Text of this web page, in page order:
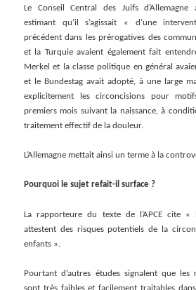
Le Conseil Central des Juifs
estimant qu’il s’agissait « d’une
précédent dans les prérogatives des
et la Turquie avaient également fait
Merkel et la classe politique en général
et le Bundestag avait adopté, à une large
explicitement les circoncisions pour
premiers mois suivant la naissance, à
traitement effectif de la douleur.
L’Allemagne mettait ainsi un terme à la
Pourquoi le sujet refait-il surface ?
La rapporteure du texte de l’APCE cite «
attestent des risques potentiels de la
enfants ».
Pourtant d’autres études signalent que les
sont très faibles et facilement traitables